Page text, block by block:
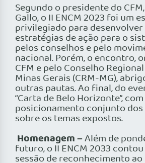
Segundo o presidente do
Gallo, o II ENCM 2023 foi um
privilegiado para
estratégias de ação para o
pelos conselhos e pelo
nacional. Porém, o encontro,
CFM e pelo Conselho
Minas Gerais (CRM-MG),
outras pautas. Ao final, do
“Carta de Belo Horizonte”,
posicionamento conjunto
sobre os temas expostos.
Homenagem –Além de
futuro, o II ENCM 2033
sessão de reconhecimento